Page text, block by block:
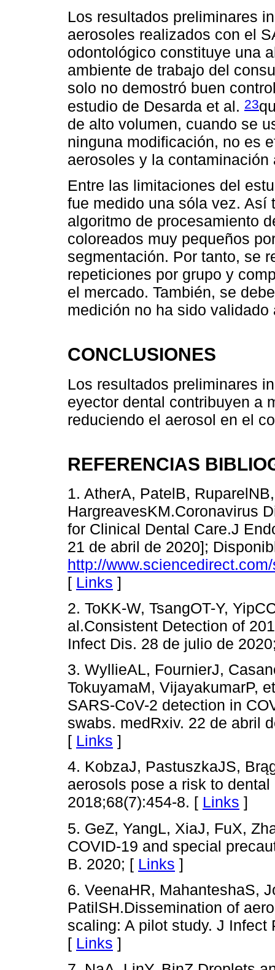
Los resultados preliminares
aerosoles realizados con el
odontológico constituye una
ambiente de trabajo del
solo no demostró buen
estudio de Desarda et al. 23
de alto volumen, cuando se
ninguna modificación, no es
aerosoles y la contaminación
Entre las limitaciones del
fue medido una sóla vez.
algoritmo de procesamiento
coloreados muy pequeños
segmentación. Por tanto, se
repeticiones por grupo y
el mercado. También, se
medición no ha sido validado
CONCLUSIONES
Los resultados preliminares
eyector dental contribuyen a
reduciendo el aerosol en el
REFERENCIAS
1. AtherA, PatelB,
HargreavesKM.Coronavirus
for Clinical Dental Care.J
21 de abril de 2020];
http://
[ Links ]
2. ToKK-W, TsangOT-Y,
al.Consistent Detection of
Infect Dis. 28 de julio de
3. WyllieAL, FournierJ,
TokuyamaM, VijayakumarP,
SARS-CoV-2 detection in
swabs. medRxiv. 22 de abril
[ Links ]
4. KobzaJ, PastuszkaJS,
aerosols pose a risk to
2018;68(7):454-8. [ Links ]
5. GeZ, YangL, XiaJ, FuX,
COVID-19 and special
B. 2020; [ Links ]
6. VeenaHR, MahanteshaS,
PatilSH.Dissemination of
scaling: A pilot study. J
[ Links ]